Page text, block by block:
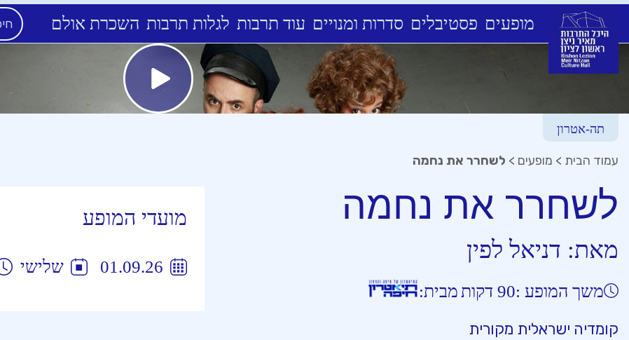
מופעים פסטיבלים סדרות ומנויים עוד תרבות לגלות תרבות השכרת אולם
תה-אטרון
עמוד הבית > מופעים > לשחרר את נחמה
לשחרר את נחמה
מאת: דניאל לפין
משך המופע :90 דקות
מבית:
קומדיה ישראלית מקורית
מועדי המופע
01.09.26 שלישי